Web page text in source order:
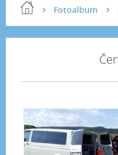
Fotoalbum